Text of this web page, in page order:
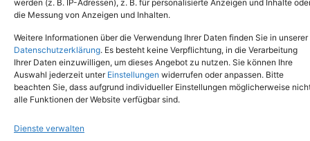
werden (z. B. IP-Adressen), z. B. für personalisierte Anzeigen und Inhalte
die Messung von Anzeigen und Inhalten.
Weitere Informationen über die Verwendung Ihrer Daten finden Sie in unserer
Datenschutzerklärung. Es besteht keine Verpflichtung, in die Verarbeitung
Ihrer Daten einzuwilligen, um dieses Angebot zu nutzen. Sie können Ihre
Auswahl jederzeit unter Einstellungen widerrufen oder anpassen. Bitte
beachten Sie, dass aufgrund individueller Einstellungen möglicherweise
alle Funktionen der Website verfügbar sind.
Dienste verwalten
Copyright © 2024. Alle Rechte vorbehalten.
Tel.: (02651) - 77438info@tierheim-mayen.de
In der Pluns 1, 56727 Mayen